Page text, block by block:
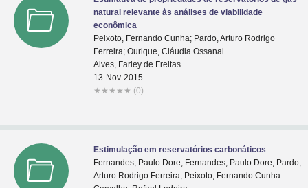
natural relevante às análises de viabilidade
econômica
Peixoto, Fernando Cunha; Pardo, Arturo Rodrigo
Ferreira; Ourique, Cláudia Ossanai
Alves, Farley de Freitas
13-Nov-2015
★ ★ ★ ★ ★ (0)
Estimulação em reservatórios carbonáticos
Fernandes, Paulo Dore; Fernandes, Paulo Dore; Pardo,
Arturo Rodrigo Ferreira; Peixoto, Fernando Cunha